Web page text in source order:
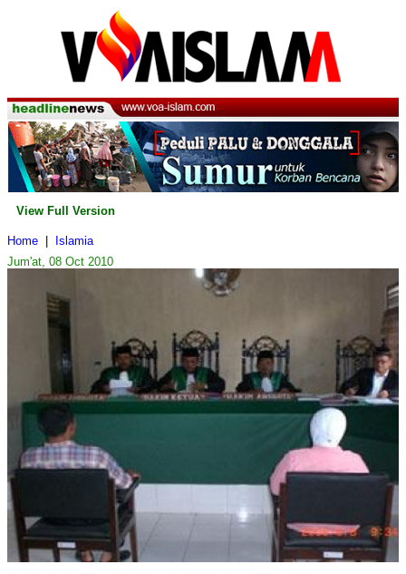
View Full Version
Home
Islamia
Jum'at, 08 Oct 2010